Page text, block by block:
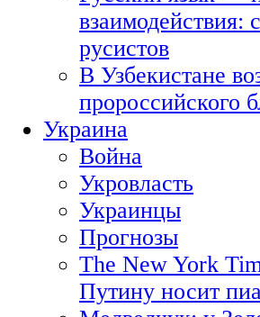
взаимодействия:
русистов
В Узбекистане
пророссийского
Украина
Война
Укровласть
Украинцы
Прогнозы
The New York
Путину носит